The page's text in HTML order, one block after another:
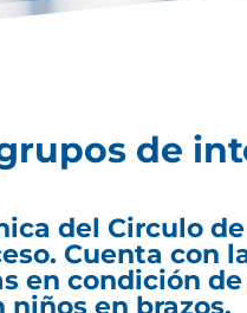
de
del Circulo
Cuenta con
en condición
niños en brazos.